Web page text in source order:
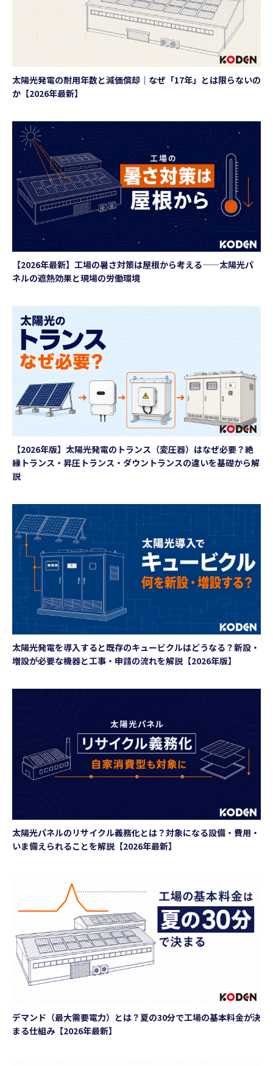
太陽光発電の耐用年数と減価償却｜なぜ「17年」とは限らないの
か【2026年最新】
【2026年最新】工場の暑さ対策は屋根から考える——太陽光パ
ネルの遮熱効果と現場の労働環境
【2026年版】太陽光発電のトランス（変圧器）はなぜ必要？絶
縁トランス・昇圧トランス・ダウントランスの違いを基礎から解
説
太陽光発電を導入すると既存のキュービクルはどうなる？新設・
増設が必要な機器と工事・申請の流れを解説【2026年版】
太陽光パネルのリサイクル義務化とは？対象になる設備・費用・
いま備えられることを解説【2026年最新】
デマンド（最大需要電力）とは？夏の30分で工場の基本料金が決
まる仕組み【2026年最新】